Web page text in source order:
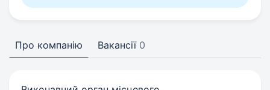
Про компанію Вакансії 0